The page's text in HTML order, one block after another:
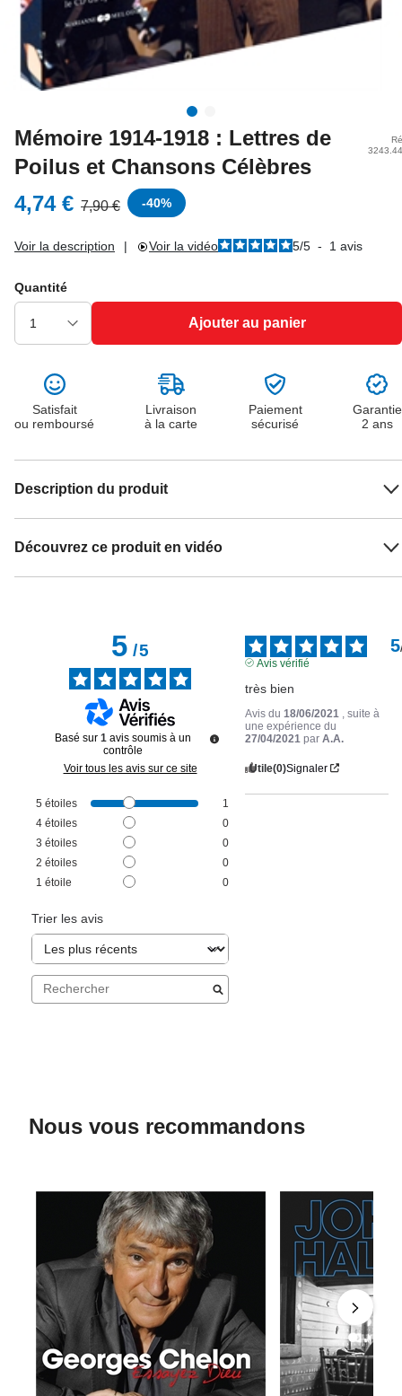
Mémoire 1914-1918 : Lettres de
Poilus et Chansons Célèbres
4,74 € 7,90 € -40%
Voir la description | Voir la vidéo 5/5 - 1 avis
Quantité
Ajouter au panier
Satisfait
ou remboursé
Livraison
à la carte
Paiement
sécurisé
Garantie
2 ans
Description du produit
Découvrez ce produit en vidéo
5/5
Basé sur 1 avis soumis à un
contrôle
Voir tous les avis sur ce site
5 étoiles
1
4 étoiles
0
3 étoiles
0
2 étoiles
0
1 étoile 0
Trier les avis
5
Avis vérifié
très bien
Avis du 18/06/2021
, suite à
une expérience du
27/04/2021 parA.A.
Utile(0)Signaler
Nous vous recommandons